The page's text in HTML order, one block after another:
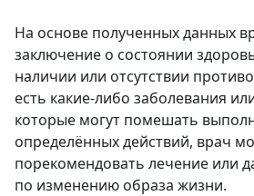
На основе полученных данных
заключение о состоянии
наличии или отсутствии
есть какие-либо заболевания
которые могут помешать
определённых действий, врач
порекомендовать лечение или
по изменению образа жизни.